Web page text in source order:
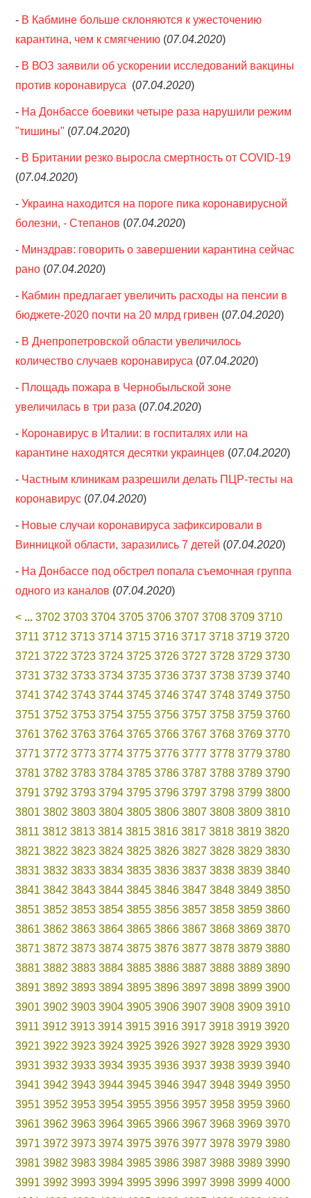
- В Кабмине больше склоняются к ужесточению
карантина, чем к смягчению (07.04.2020)
- В ВОЗ заявили об ускорении исследований вакцины
против коронавируса (07.04.2020)
- На Донбассе боевики четыре раза нарушили режим
"тишины" (07.04.2020)
- В Британии резко выросла смертность от COVID-19
(07.04.2020)
-Украина находится на пороге пика коронавирусной
болезни, - Степанов (07.04.2020)
- Минздрав: говорить о завершении карантина сейчас
рано (07.04.2020)
- Кабмин предлагает увеличить расходы на пенсии в
бюджете-2020 почти на 20 млрд гривен (07.04.2020)
- В Днепропетровской области увеличилось
количество случаев коронавируса (07.04.2020)
- Площадь пожара в Чернобыльской зоне
увеличилась в три раза (07.04.2020)
- Коронавирус в Италии: в госпиталях или на
карантине находятся десятки украинцев (07.04.2020)
- Частным клиникам разрешили делать ПЦР-тесты на
коронавирус (07.04.2020)
- Новые случаи коронавируса зафиксировали в
Винницкой области, заразились 7 детей (07.04.2020)
- На Донбассе под обстрел попала съемочная группа
одного из каналов (07.04.2020)
< ... 3702 3703 3704 3705 3706 3707 3708 3709 3710
3711 3712 3713 3714 3715 3716 3717 3718 3719 3720
3721 3722 3723 3724 3725 3726 3727 3728 3729 3730
3731 3732 3733 3734 3735 3736 3737 3738 3739 3740
3741 3742 3743 3744 3745 3746 3747 3748 3749 3750
3751 3752 3753 3754 3755 3756 3757 3758 3759 3760
3761 3762 3763 3764 3765 3766 3767 3768 3769 3770
3771 3772 3773 3774 3775 3776 3777 3778 3779 3780
3781 3782 3783 3784 3785 3786 3787 3788 3789 3790
3791 3792 3793 3794 3795 3796 3797 3798 3799 3800
3801 3802 3803 3804 3805 3806 3807 3808 3809 3810
3811 3812 3813 3814 3815 3816 3817 3818 3819 3820
3821 3822 3823 3824 3825 3826 3827 3828 3829 3830
3831 3832 3833 3834 3835 3836 3837 3838 3839 3840
3841 3842 3843 3844 3845 3846 3847 3848 3849 3850
3851 3852 3853 3854 3855 3856 3857 3858 3859 3860
3861 3862 3863 3864 3865 3866 3867 3868 3869 3870
3871 3872 3873 3874 3875 3876 3877 3878 3879 3880
3881 3882 3883 3884 3885 3886 3887 3888 3889 3890
3891 3892 3893 3894 3895 3896 3897 3898 3899 3900
3901 3902 3903 3904 3905 3906 3907 3908 3909 3910
3911 3912 3913 3914 3915 3916 3917 3918 3919 3920
3921 3922 3923 3924 3925 3926 3927 3928 3929 3930
3931 3932 3933 3934 3935 3936 3937 3938 3939 3940
3941 3942 3943 3944 3945 3946 3947 3948 3949 3950
3951 3952 3953 3954 3955 3956 3957 3958 3959 3960
3961 3962 3963 3964 3965 3966 3967 3968 3969 3970
3971 3972 3973 3974 3975 3976 3977 3978 3979 3980
3981 3982 3983 3984 3985 3986 3987 3988 3989 3990
3991 3992 3993 3994 3995 3996 3997 3998 3999 4000